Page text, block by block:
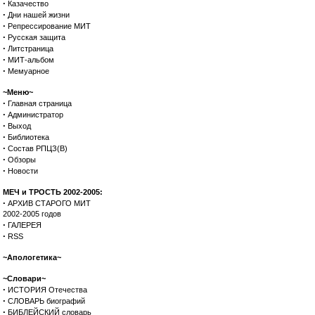
· Казачество
· Дни нашей жизни
· Репрессирование МИТ
· Русская защита
· Литстраница
· МИТ-альбом
· Мемуарное
~Меню~
· Главная страница
· Администратор
· Выход
· Библиотека
· Состав РПЦЗ(В)
· Обзоры
· Новости
МЕЧ и ТРОСТЬ 2002-2005:
· АРХИВ СТАРОГО МИТ
2002-2005 годов
· ГАЛЕРЕЯ
· RSS
~Апологетика~
~Словари~
· ИСТОРИЯ Отечества
· СЛОВАРЬ биографий
· БИБЛЕЙСКИЙ словарь